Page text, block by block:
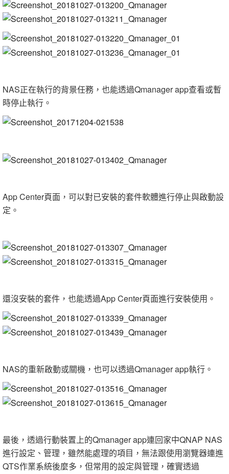
NAS正在執行的背景任務，也能透過Qmanager app查看或暫
時停止執行。
App Center頁面，可以對已安裝的套件軟體進行停止與啟動設
定。
還沒安裝的套件，也能透過App Center頁面進行安裝使用。
NAS的重新啟動或關機，也可以透過Qmanager app執行。
最後，透過行動裝置上的Qmanager app連回家中QNAP NAS
進行設定、管理，雖然能處理的項目，無法跟使用瀏覽器連進
QTS作業系統後麼多，但常用的設定與管理，確實透過